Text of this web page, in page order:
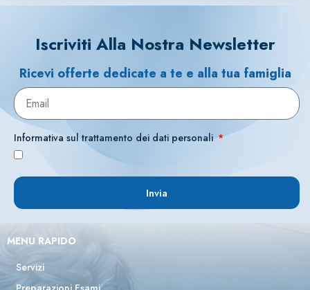
Iscriviti Alla Nostra Newsletter
Ricevi offerte dedicate a te e alla tua famiglia
Informativa sul trattamento dei dati personali
Invia
MENU RAPIDO
Servizi